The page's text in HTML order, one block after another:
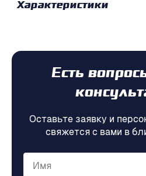
Характеристики
Есть
Оставьте заявку и
свяжется с вами в
Имя